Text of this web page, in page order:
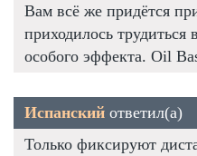
Вам всё же придётся
приходилось трудиться
особого эффекта. Oil
Испанский ответил(а)
Только фиксируют